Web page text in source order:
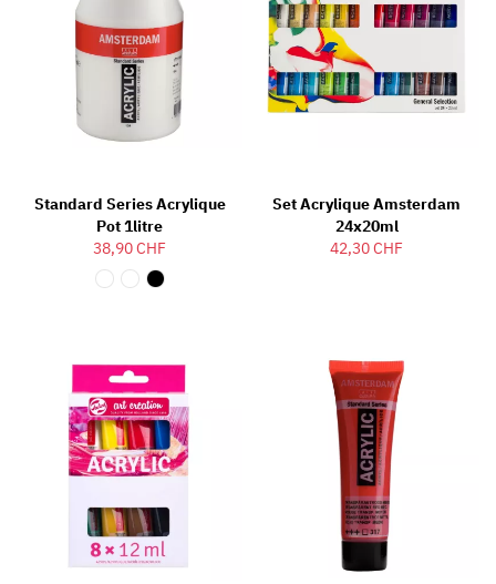
Standard Series Acrylique
Pot 1litre
38,90 CHF
Set Acrylique Amsterdam
24x20ml
42,30 CHF